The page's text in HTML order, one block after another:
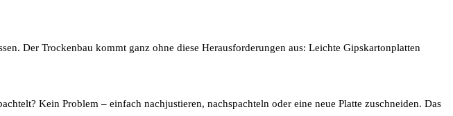
Der Trockenbau kommt ganz ohne diese Herausforderungen aus: Leichte Gipskartonplatten
Kein Problem – einfach nachjustieren, nachspachteln oder eine neue Platte zuschneiden. Das